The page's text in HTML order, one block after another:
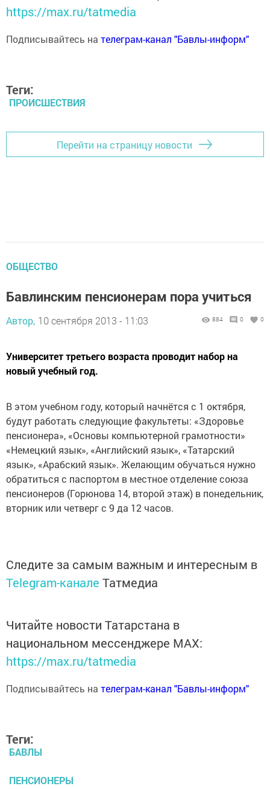
https://max.ru/tatmedia
Подписывайтесь на телеграм-канал "Бавлы-информ"
Теги:
ПРОИСШЕСТВИЯ
Перейти на страницу новости
ОБЩЕСТВО
Бавлинским пенсионерам пора учиться
Автор, 10 сентября 2013 - 11:03 884 0 0
Университет третьего возраста проводит набор на
новый учебный год.
В этом учебном году, который начнётся с 1 октября,
будут работать следующие факультеты: «Здоровье
пенсионера», «Основы компьютерной грамотности»
«Немецкий язык», «Английский язык», «Татарский
язык», «Арабский язык». Желающим обучаться нужно
обратиться с паспортом в местное отделение союза
пенсионеров (Горюнова 14, второй этаж) в понедельник,
вторник или четверг с 9 да 12 часов.
Следите за самым важным и интересным в
Telegram-канале Татмедиа
Читайте новости Татарстана в
национальном мессенджере MАХ:
https://max.ru/tatmedia
Подписывайтесь на телеграм-канал "Бавлы-информ"
Теги:
БАВЛЫ
ПЕНСИОНЕРЫ